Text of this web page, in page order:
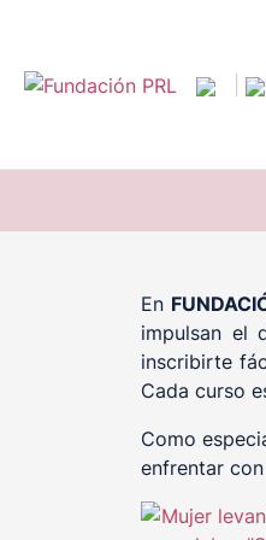
contenido
En
impulsan el
inscribirte
Cada curso
Como
enfrentar